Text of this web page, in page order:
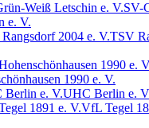
SV-
e. V.
TSV
1990 e. V.
UHC Berlin e.
VfL Tegel